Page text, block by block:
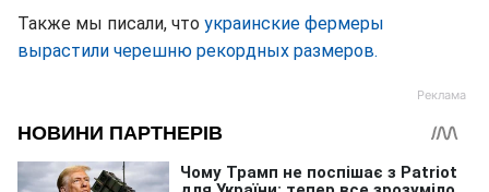
Также мы писали, что украинские фермеры
вырастили черешню рекордных размеров.